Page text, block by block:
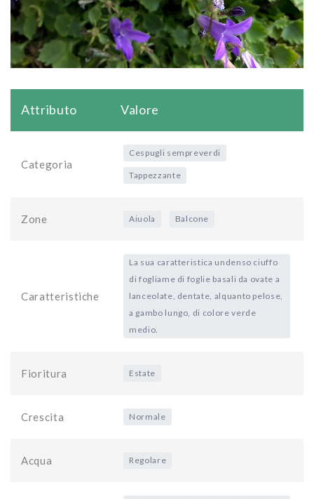
Attributo Valore
Categoria
Cespugli sempreverdi
Tappezzante
Zone Aiuola Balcone
Caratteristiche
La sua caratteristica undenso ciuffo
di fogliame di foglie basali da ovate a
lanceolate, dentate, alquanto pelose,
a gambo lungo, di colore verde
medio.
Fioritura Estate
Crescita Normale
Acqua Regolare